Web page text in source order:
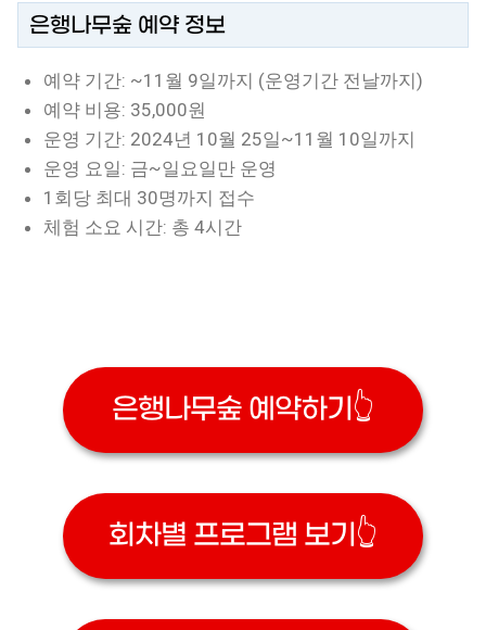
은행나무숲 예약 정보
예약 기간: ~11월 9일까지 (운영기간 전날까지)
예약 비용: 35,000원
운영 기간: 2024년 10월 25일~11월 10일까지
운영 요일: 금~일요일만 운영
1회당 최대 30명까지 접수
체험 소요 시간: 총 4시간
은행나무숲 예약하기👆
회차별 프로그램 보기👆